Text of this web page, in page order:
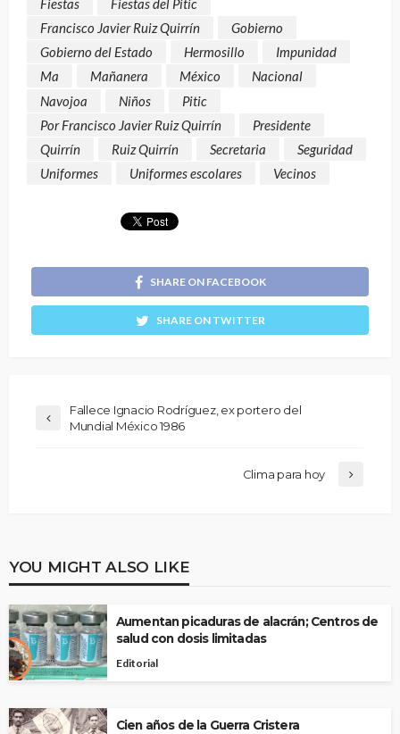
Fiestas
Fiestas del Pitic
Francisco Javier Ruiz Quirrín
Gobierno
Gobierno del Estado
Hermosillo
Impunidad
Ma
Mañanera México
Nacional
Navojoa
Niños
Pitic
Por Francisco Javier Ruiz Quirrín
Presidente
Quirrín
Ruiz Quirrín Secretaria
Seguridad
Uniformes
Uniformes escolares Vecinos
SHARE ON FACEBOOK
SHARE ON TWITTER
Fallece Ignacio Rodríguez, ex portero del
Mundial México 1986
Clima para hoy
YOU MIGHT ALSO LIKE
Aumentan picaduras de alacrán; Centros de
salud con dosis limitadas
Editorial
Cien años de la Guerra Cristera